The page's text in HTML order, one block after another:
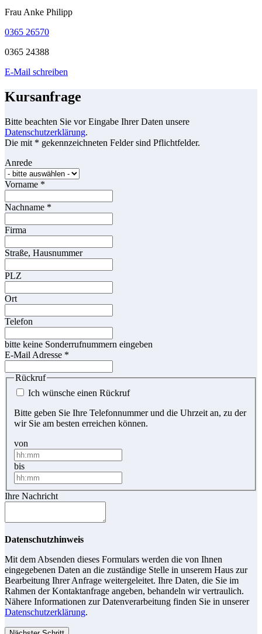
Frau Anke Philipp
0365 26570
0365 24388
E-Mail schreiben
Kursanfrage
Bitte beachten Sie vor Eingabe Ihrer Daten unsere
Datenschutzerklärung.
Die mit * gekennzeichneten Felder sind Pflichtfelder.
Anrede
Vorname *
Nachname *
Firma
Straße, Hausnummer
PLZ
Ort
Telefon
bitte keine Sonderrufnummern eingeben
E-Mail Adresse *
Rückruf
Ich wünsche einen Rückruf
Bitte geben Sie Ihre Telefonnummer und die Uhrzeit an, zu der
wir Sie am besten erreichen können.
von
bis
Ihre Nachricht
Datenschutzhinweis
Mit dem Absenden dieses Formulars werden die von Ihnen
eingegebenen Daten an die zuständige Stelle in unserem Haus zur
Bearbeitung Ihrer Anfrage weitergeleitet. Ihre Daten, die Sie im
Rahmen der Kontaktanfrage angeben, behandeln wir vertraulich.
Nähere Informationen zur Datenverarbeitung finden Sie in unserer
Datenschutzerklärung.